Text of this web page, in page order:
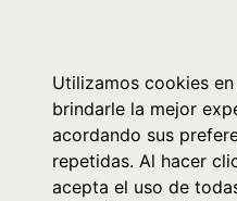
Utilizamos cookies
brindarle la mejor
acordando sus
repetidas. Al hacer
acepta el uso de